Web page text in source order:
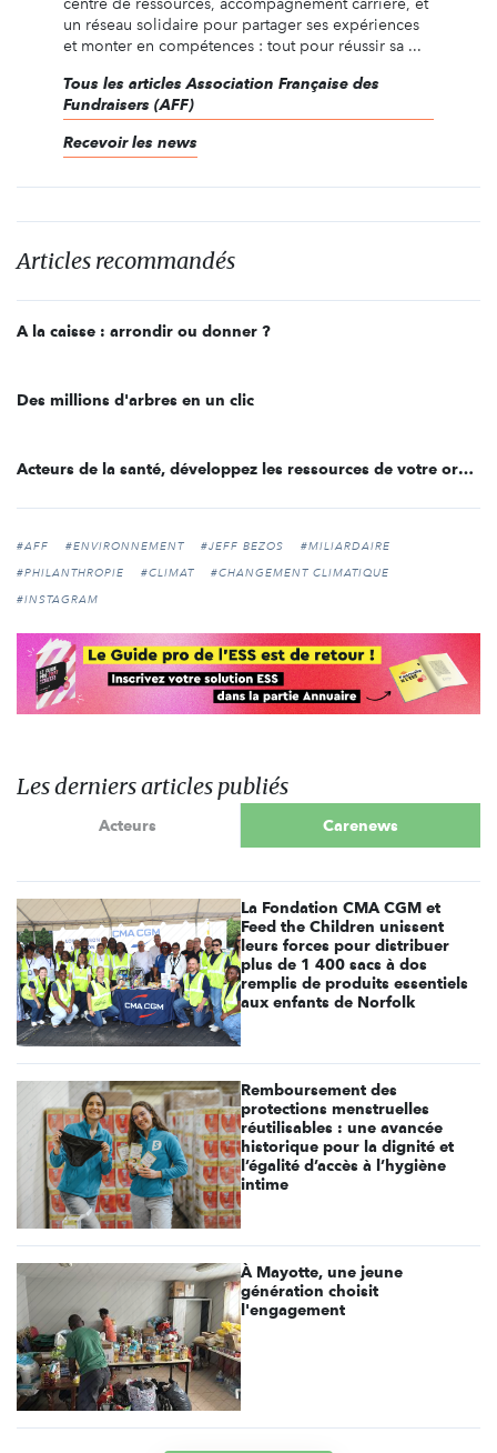
un réseau solidaire pour partager ses expériences
et monter en compétences : tout pour réussir sa ...
Tous les articles Association Française des
Fundraisers (AFF)
Recevoir les news
Articles recommandés
A la caisse : arrondir ou donner ?
Des millions d'arbres en un clic
Acteurs de la santé, développez les ressources de votre organisation
#AFF #ENVIRONNEMENT #JEFF BEZOS
#MILIARDAIRE
#PHILANTHROPIE
#CLIMAT
#CHANGEMENT CLIMATIQUE
#INSTAGRAM
Les derniers articles publiés
Acteurs Carenews
La Fondation CMA CGM et
Feed the Children unissent
leurs forces pour distribuer
plus de 1 400 sacs à dos
remplis de produits essentiels
aux enfants de Norfolk
Remboursement des
protections menstruelles
réutilisables : une avancée
historique pour la dignité et
l’égalité d’accès à l’hygiène
intime
À Mayotte, une jeune
génération choisit
l'engagement